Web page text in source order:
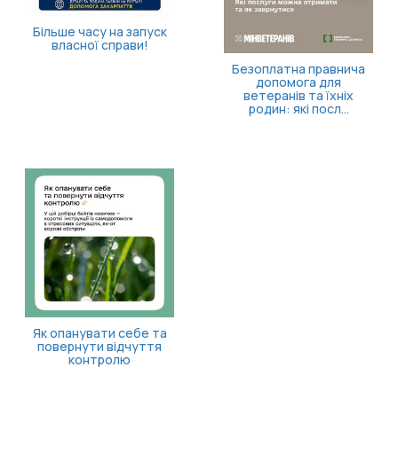
Як отримати
Кортизол і здоров’я
після 40: чому варто
пройти скринінг